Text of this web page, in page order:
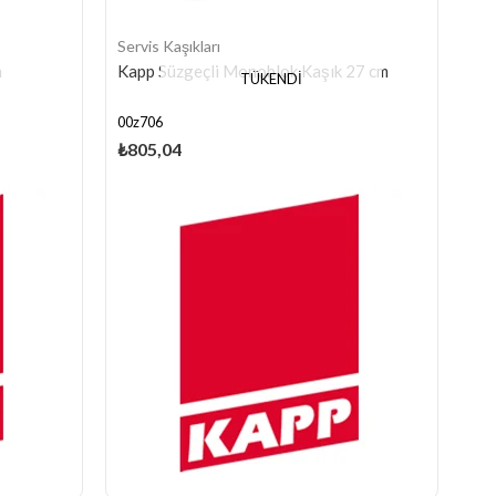
TÜKENDI
Servis Kaşıkları
Kapp Süzgeçli Monoblok Kaşık 27 cm
00z706
₺805,04